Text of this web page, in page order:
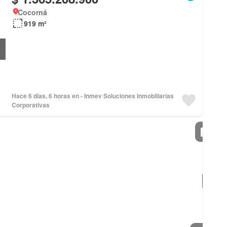
Cocorná
919 m²
Hace 6 días, 6 horas en - Inmev Soluciones Inmobiliarias
Corporativas